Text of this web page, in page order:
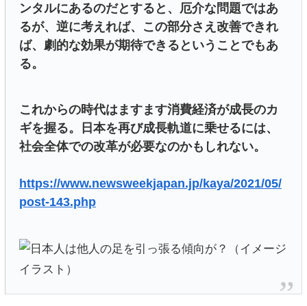
ンタルにあるのだとすると、厄介な問題ではあ
るが、逆に考えれば、この部分さえ改善できれ
ば、劇的な効果が期待できるということでもあ
る。
これからの時代はますます消費経済が成長のカ
ギを握る。日本を再び成長軌道に乗せるには、
社会全体での改革が必要なのかもしれない。
https://www.newsweekjapan.jp/kaya/2021/05/
post-143.php